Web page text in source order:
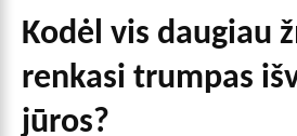
Kodėl vis daugiau
renkasi trumpas
jūros?